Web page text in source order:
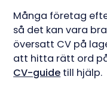
Många företag
så det kan vara
översatt CV på
att hitta rätt ord
CV-guide till hjälp.